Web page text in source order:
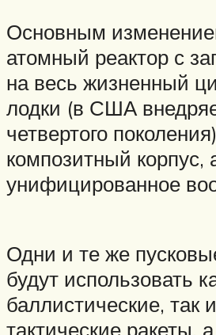
Основным
атомный реактор с
на весь жизненный
лодки (в США
четвертого
композитный корпус,
унифицированное
Одни и те же
будут использовать
баллистические, так
тактические ракеты,